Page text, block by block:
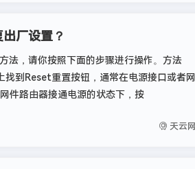
厂设置？
法，请你按照下面的步骤进行操作。方法
到Reset重置按钮，通常在电源接口或者网
件路由器接通电源的状态下，按
天云网